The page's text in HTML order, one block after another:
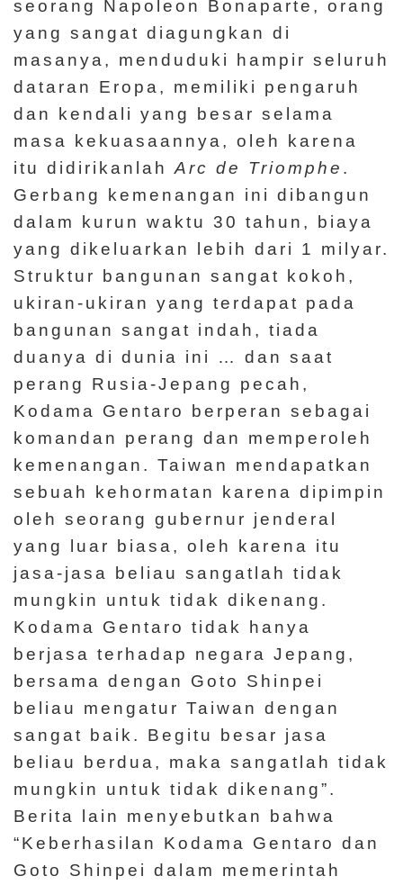
seorang Napoleon Bonaparte, orang
yang sangat diagungkan di
masanya, menduduki hampir seluruh
dataran Eropa, memiliki pengaruh
dan kendali yang besar selama
masa kekuasaannya, oleh karena
itu didirikanlah Arc de Triomphe .
Gerbang kemenangan ini dibangun
dalam kurun waktu 30 tahun, biaya
yang dikeluarkan lebih dari 1 milyar.
Struktur bangunan sangat kokoh,
ukiran-ukiran yang terdapat pada
bangunan sangat indah, tiada
duanya di dunia ini … dan saat
perang Rusia-Jepang pecah,
Kodama Gentaro berperan sebagai
komandan perang dan memperoleh
kemenangan. Taiwan mendapatkan
sebuah kehormatan karena dipimpin
oleh seorang gubernur jenderal
yang luar biasa, oleh karena itu
jasa-jasa beliau sangatlah tidak
mungkin untuk tidak dikenang.
Kodama Gentaro tidak hanya
berjasa terhadap negara Jepang,
bersama dengan Goto Shinpei
beliau mengatur Taiwan dengan
sangat baik. Begitu besar jasa
beliau berdua, maka sangatlah tidak
mungkin untuk tidak dikenang”.
Berita lain menyebutkan bahwa
“Keberhasilan Kodama Gentaro dan
Goto Shinpei dalam memerintah